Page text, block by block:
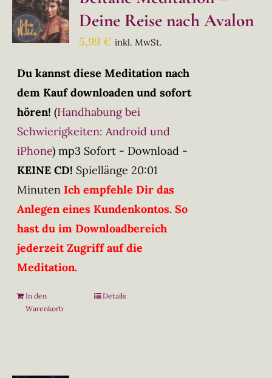
Deine Reise nach Avalon
5,99€ inkl. MwSt.
Du kannst diese Meditation nach
dem Kauf downloaden und sofort
hören! (Handhabung bei
Schwierigkeiten: Android und
iPhone) mp3 Sofort - Download -
KEINE CD! Spiellänge 20:01
Minuten Ich empfehle Dir das
Anlegen eines Kundenkontos. So
hast du im Downloadbereich
jederzeit Zugriff auf die
Meditation.
In den
Warenkorb
Details